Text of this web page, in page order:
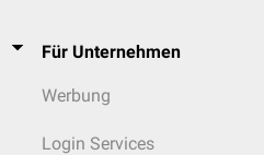
Für Unternehmen
Werbung
Login Services